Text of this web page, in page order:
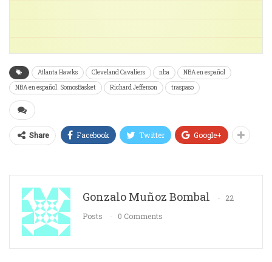
Atlanta Hawks Cleveland Cavaliers nba
NBA en español
NBA en español. SomosBasket
Richard Jefferson traspaso
Share Facebook Twitter Google+
Gonzalo Muñoz Bombal
22
Posts
0 Comments